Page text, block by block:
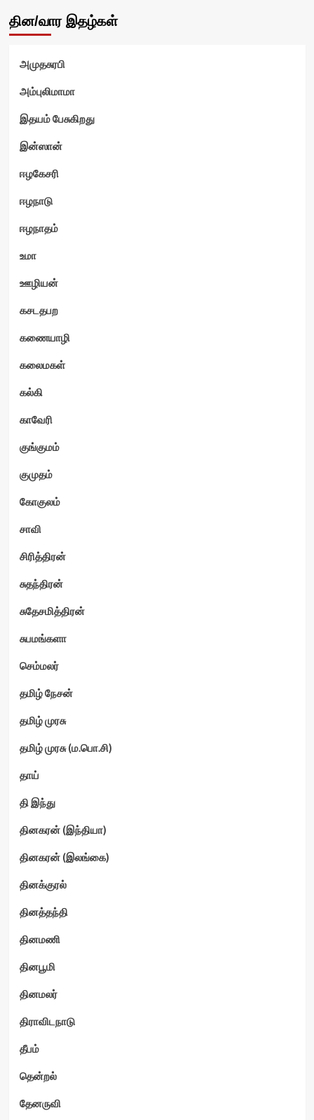
தின/வார இதழ்கள்
அமுதசுரபி
அம்புலிமாமா
இதயம் பேசுகிறது
இன்ஸான்
ஈழகேசரி
ஈழநாடு
ஈழநாதம்
உமா
ஊழியன்
கசடதபற
கணையாழி
கலைமகள்
கல்கி
காவேரி
குங்குமம்
குமுதம்
கோகுலம்
சாவி
சிரித்திரன்
சுதந்திரன்
சுதேசமித்திரன்
சுபமங்களா
செம்மலர்
தமிழ் நேசன்
தமிழ் முரசு
தமிழ் முரசு (ம.பொ.சி)
தாய்
தி இந்து
தினகரன் (இந்தியா)
தினகரன் (இலங்கை)
தினக்குரல்
தினத்தந்தி
தினமணி
தினபூமி
தினமலர்
திராவிடநாடு
தீபம்
தென்றல்
தேனருவி